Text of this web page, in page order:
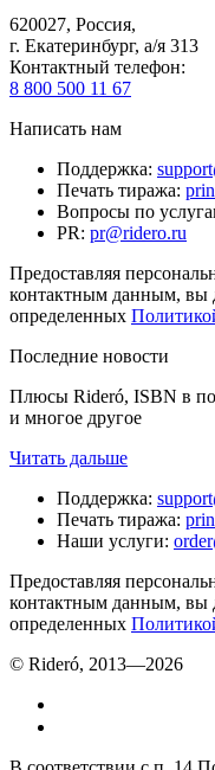
620027, Россия,
г. Екатеринбург, а/я 313
Контактный телефон:
8 800 500 11 67
Написать нам
Поддержка:
Печать тиража:
Вопросы по
PR: pr@ridero.ru
Предоставляя
контактным данным, вы
определенных
Последние новости
Плюсы Rideró, ISBN в
и многое другое
Читать дальше
Поддержка:
Печать тиража:
Наши услуги:
Предоставляя
контактным данным, вы
определенных
© Rideró, 2013—2026